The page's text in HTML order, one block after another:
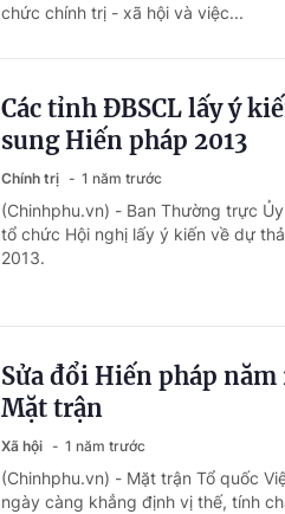
chức chính trị - xã hội và việc...
Các tỉnh ĐBSCL lấy ý
sung Hiến pháp 2013
Chính trị 1 năm trước
(Chinhphu.vn) - Ban Thường trực
tổ chức Hội nghị lấy ý kiến về dự
2013.
Sửa đổi Hiến pháp
Mặt trận
Xã hội 1 năm trước
(Chinhphu.vn) - Mặt trận Tổ quốc
ngày càng khẳng định vị thế, tính